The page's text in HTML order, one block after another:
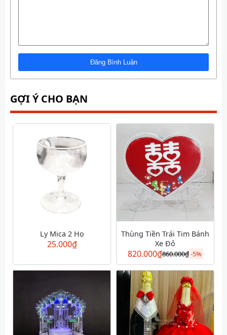
GỢI Ý CHO BẠN
Ly Mica 2 Họ
25.000₫
Thùng Tiền Trái Tim Bánh
Xe Đỏ
820.000₫860.000₫-5%